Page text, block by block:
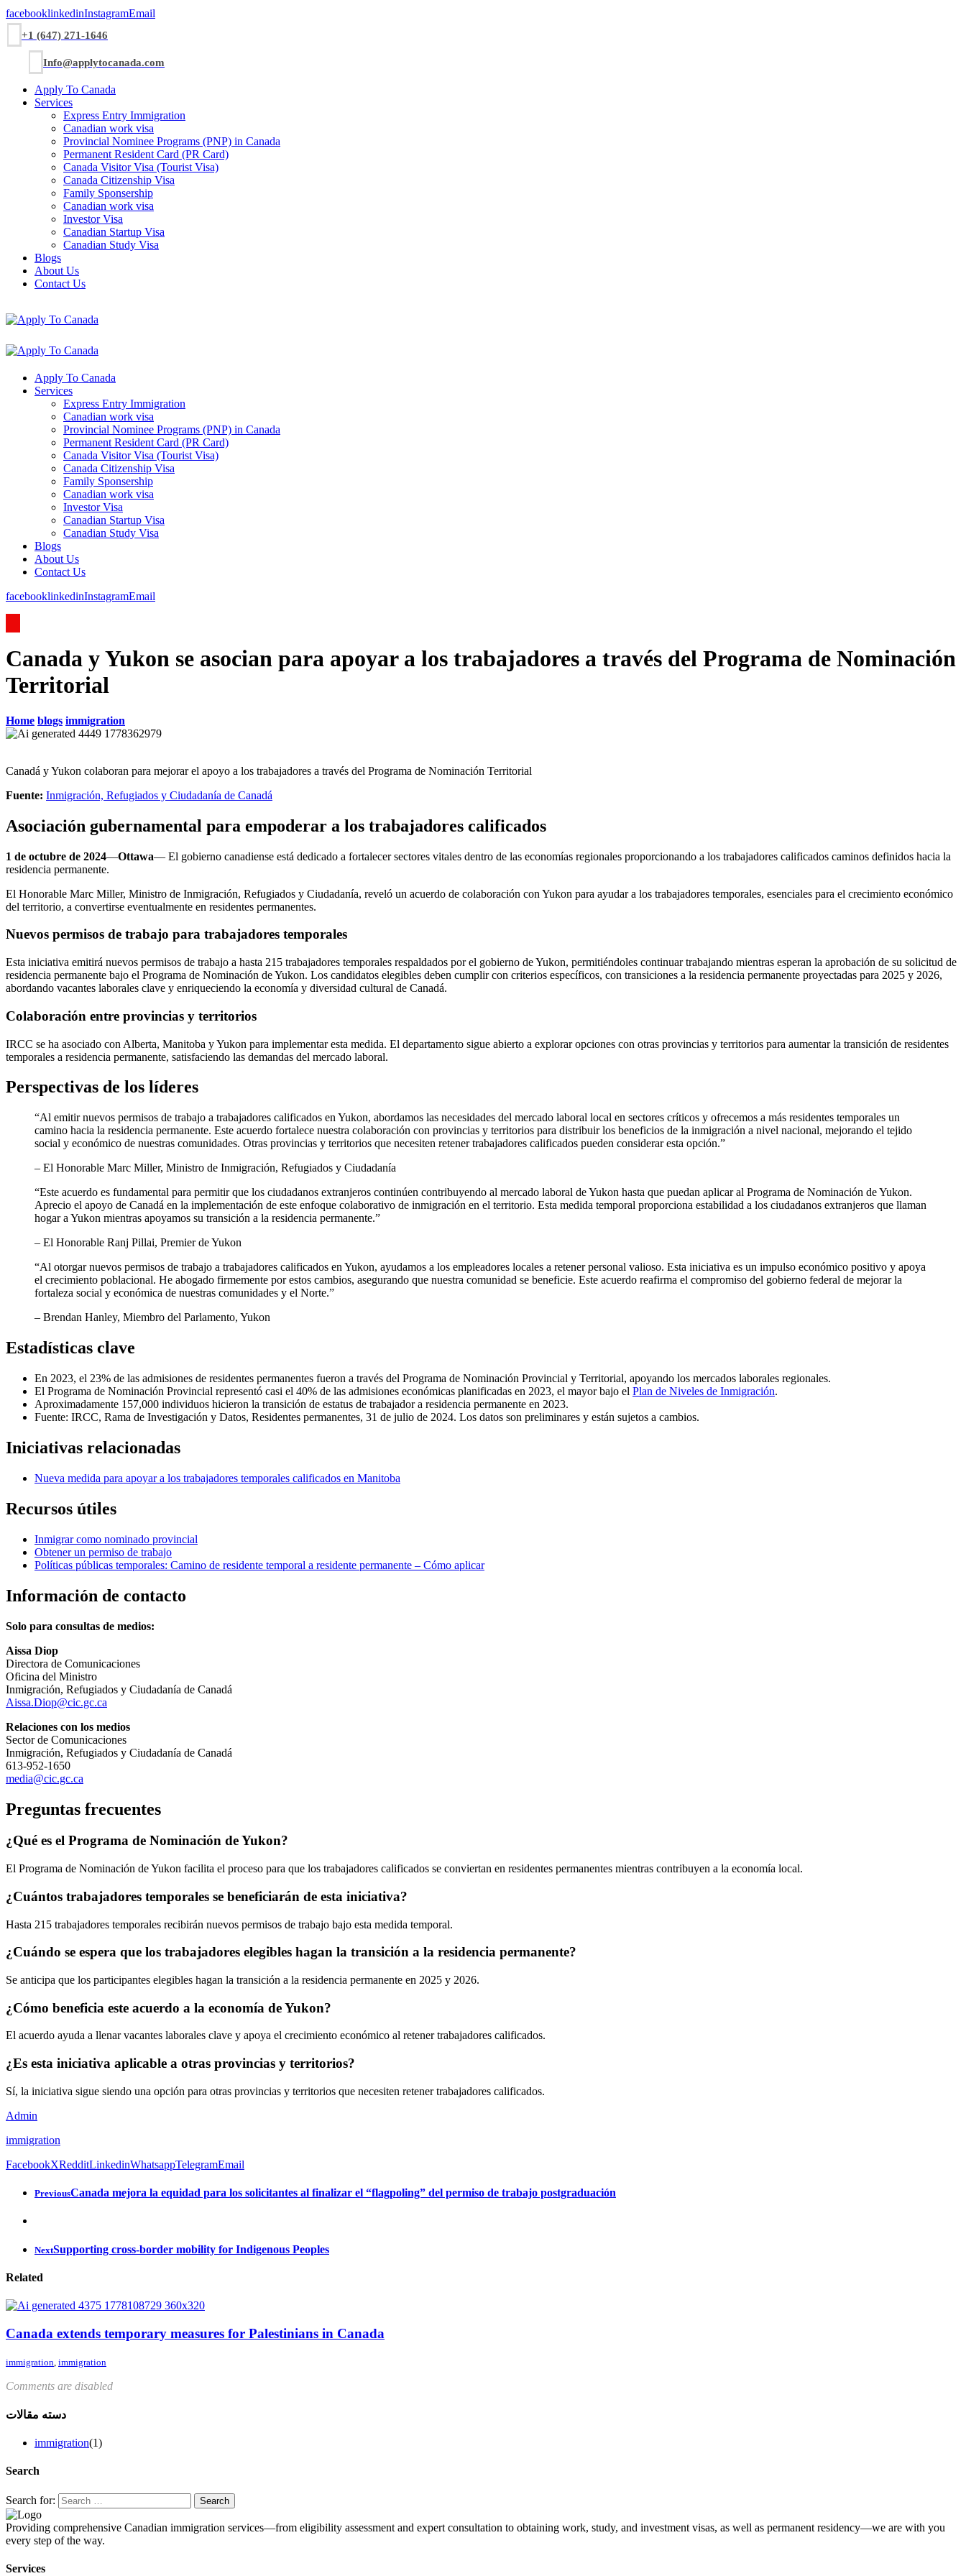
facebooklinkedinInstagramEmail
+1 (647) 271-1646
Info@applytocanada.com
Apply To Canada
Services
Express Entry Immigration
Canadian work visa
Provincial Nominee Programs (PNP) in Canada
Permanent Resident Card (PR Card)
Canada Visitor Visa (Tourist Visa)
Canada Citizenship Visa
Family Sponsership
Canadian work visa
Investor Visa
Canadian Startup Visa
Canadian Study Visa
Blogs
About Us
Contact Us
Apply To Canada
Services
Express Entry Immigration
Canadian work visa
Provincial Nominee Programs (PNP) in Canada
Permanent Resident Card (PR Card)
Canada Visitor Visa (Tourist Visa)
Canada Citizenship Visa
Family Sponsership
Canadian work visa
Investor Visa
Canadian Startup Visa
Canadian Study Visa
Blogs
About Us
Contact Us
facebooklinkedinInstagramEmail
Canada y Yukon se asocian para apoyar a los trabajadores a través del Programa de Nominación
Territorial
Home blogs immigration
Canadá y Yukon colaboran para mejorar el apoyo a los trabajadores a través del Programa de Nominación Territorial
Fuente: Inmigración, Refugiados y Ciudadanía de Canadá
Asociación gubernamental para empoderar a los trabajadores calificados
1 de octubre de 2024—Ottawa— El gobierno canadiense está dedicado a fortalecer sectores vitales dentro de las economías regionales proporcionando a los trabajadores calificados caminos definidos hacia la
residencia permanente.
El Honorable Marc Miller, Ministro de Inmigración, Refugiados y Ciudadanía, reveló un acuerdo de colaboración con Yukon para ayudar a los trabajadores temporales, esenciales para el crecimiento económico
del territorio, a convertirse eventualmente en residentes permanentes.
Nuevos permisos de trabajo para trabajadores temporales
Esta iniciativa emitirá nuevos permisos de trabajo a hasta 215 trabajadores temporales respaldados por el gobierno de Yukon, permitiéndoles continuar trabajando mientras esperan la aprobación de su solicitud de
residencia permanente bajo el Programa de Nominación de Yukon. Los candidatos elegibles deben cumplir con criterios específicos, con transiciones a la residencia permanente proyectadas para 2025 y 2026,
abordando vacantes laborales clave y enriqueciendo la economía y diversidad cultural de Canadá.
Colaboración entre provincias y territorios
IRCC se ha asociado con Alberta, Manitoba y Yukon para implementar esta medida. El departamento sigue abierto a explorar opciones con otras provincias y territorios para aumentar la transición de residentes
temporales a residencia permanente, satisfaciendo las demandas del mercado laboral.
Perspectivas de los líderes
“Al emitir nuevos permisos de trabajo a trabajadores calificados en Yukon, abordamos las necesidades del mercado laboral local en sectores críticos y ofrecemos a más residentes temporales un
camino hacia la residencia permanente. Este acuerdo fortalece nuestra colaboración con provincias y territorios para distribuir los beneficios de la inmigración a nivel nacional, mejorando el tejido
social y económico de nuestras comunidades. Otras provincias y territorios que necesiten retener trabajadores calificados pueden considerar esta opción.”
– El Honorable Marc Miller, Ministro de Inmigración, Refugiados y Ciudadanía
“Este acuerdo es fundamental para permitir que los ciudadanos extranjeros continúen contribuyendo al mercado laboral de Yukon hasta que puedan aplicar al Programa de Nominación de Yukon.
Aprecio el apoyo de Canadá en la implementación de este enfoque colaborativo de inmigración en el territorio. Esta medida temporal proporciona estabilidad a los ciudadanos extranjeros que llaman
hogar a Yukon mientras apoyamos su transición a la residencia permanente.”
– El Honorable Ranj Pillai, Premier de Yukon
“Al otorgar nuevos permisos de trabajo a trabajadores calificados en Yukon, ayudamos a los empleadores locales a retener personal valioso. Esta iniciativa es un impulso económico positivo y apoya
el crecimiento poblacional. He abogado firmemente por estos cambios, asegurando que nuestra comunidad se beneficie. Este acuerdo reafirma el compromiso del gobierno federal de mejorar la
fortaleza social y económica de nuestras comunidades y el Norte.”
– Brendan Hanley, Miembro del Parlamento, Yukon
Estadísticas clave
En 2023, el 23% de las admisiones de residentes permanentes fueron a través del Programa de Nominación Provincial y Territorial, apoyando los mercados laborales regionales.
El Programa de Nominación Provincial representó casi el 40% de las admisiones económicas planificadas en 2023, el mayor bajo el Plan de Niveles de Inmigración.
Aproximadamente 157,000 individuos hicieron la transición de estatus de trabajador a residencia permanente en 2023.
Fuente: IRCC, Rama de Investigación y Datos, Residentes permanentes, 31 de julio de 2024. Los datos son preliminares y están sujetos a cambios.
Iniciativas relacionadas
Nueva medida para apoyar a los trabajadores temporales calificados en Manitoba
Recursos útiles
Inmigrar como nominado provincial
Obtener un permiso de trabajo
Políticas públicas temporales: Camino de residente temporal a residente permanente – Cómo aplicar
Información de contacto
Solo para consultas de medios:
Aissa Diop
Directora de Comunicaciones
Oficina del Ministro
Inmigración, Refugiados y Ciudadanía de Canadá
Aissa.Diop@cic.gc.ca
Relaciones con los medios
Sector de Comunicaciones
Inmigración, Refugiados y Ciudadanía de Canadá
613-952-1650
media@cic.gc.ca
Preguntas frecuentes
¿Qué es el Programa de Nominación de Yukon?
El Programa de Nominación de Yukon facilita el proceso para que los trabajadores calificados se conviertan en residentes permanentes mientras contribuyen a la economía local.
¿Cuántos trabajadores temporales se beneficiarán de esta iniciativa?
Hasta 215 trabajadores temporales recibirán nuevos permisos de trabajo bajo esta medida temporal.
¿Cuándo se espera que los trabajadores elegibles hagan la transición a la residencia permanente?
Se anticipa que los participantes elegibles hagan la transición a la residencia permanente en 2025 y 2026.
¿Cómo beneficia este acuerdo a la economía de Yukon?
El acuerdo ayuda a llenar vacantes laborales clave y apoya el crecimiento económico al retener trabajadores calificados.
¿Es esta iniciativa aplicable a otras provincias y territorios?
Sí, la iniciativa sigue siendo una opción para otras provincias y territorios que necesiten retener trabajadores calificados.
Admin
immigration
FacebookXRedditLinkedinWhatsappTelegramEmail
PreviousCanada mejora la equidad para los solicitantes al finalizar el “flagpoling” del permiso de trabajo postgraduación
NextSupporting cross-border mobility for Indigenous Peoples
Related
Canada extends temporary measures for Palestinians in Canada
immigration immigration
Comments are disabled
دسته مقالات
immigration(1)
Search
Search for:
Providing comprehensive Canadian immigration services—from eligibility assessment and expert consultation to obtaining work, study, and investment visas, as well as permanent residency—we are with you
every step of the way.
Services